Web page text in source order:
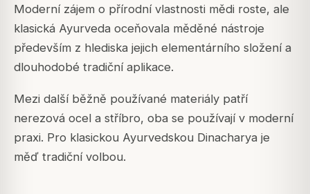
Moderní zájem o přírodní vlastnosti mědi roste, ale
klasická Ayurveda oceňovala měděné nástroje
především z hlediska jejich elementárního složení a
dlouhodobé tradiční aplikace.
Mezi další běžně používané materiály patří
nerezová ocel a stříbro, oba se používají v moderní
praxi. Pro klasickou Ayurvedskou Dinacharya je
měď tradiční volbou.